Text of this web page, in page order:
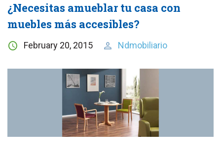
¿Necesitas amueblar tu casa con
muebles más accesibles?
February 20, 2015 Ndmobiliario